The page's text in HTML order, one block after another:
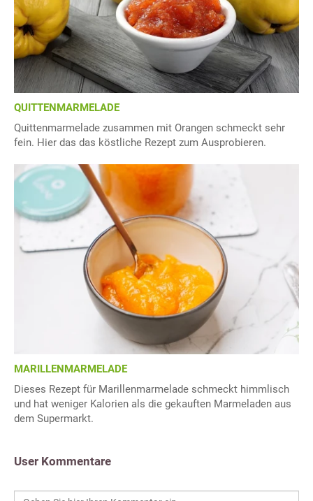
QUITTENMARMELADE
Quittenmarmelade zusammen mit Orangen schmeckt sehr
fein. Hier das das köstliche Rezept zum Ausprobieren.
MARILLENMARMELADE
Dieses Rezept für Marillenmarmelade schmeckt himmlisch
und hat weniger Kalorien als die gekauften Marmeladen aus
dem Supermarkt.
User Kommentare